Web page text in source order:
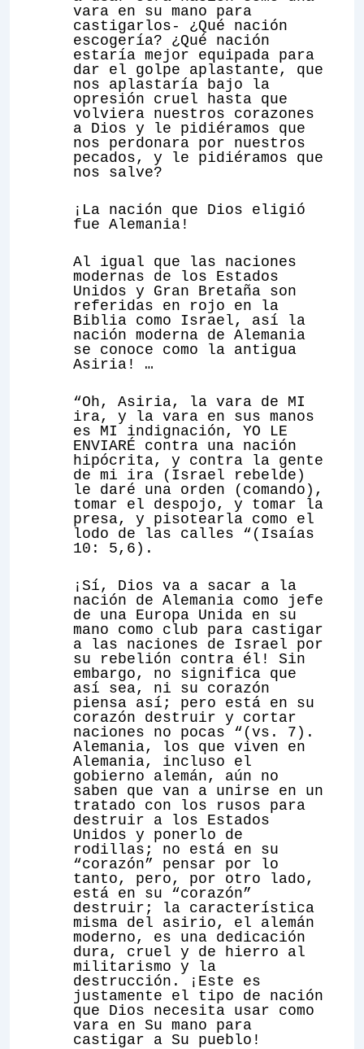
vara en su mano para
castigarlos- ¿Qué nación
escogería? ¿Qué nación
estaría mejor equipada para
dar el golpe aplastante, que
nos aplastaría bajo la
opresión cruel hasta que
volviera nuestros corazones
a Dios y le pidiéramos que
nos perdonara por nuestros
pecados, y le pidiéramos que
nos salve?
¡La nación que Dios eligió
fue Alemania!
Al igual que las naciones
modernas de los Estados
Unidos y Gran Bretaña son
referidas en rojo en la
Biblia como Israel, así la
nación moderna de Alemania
se conoce como la antigua
Asiria! …
“Oh, Asiria, la vara de MI
ira, y la vara en sus manos
es MI indignación, YO LE
ENVIARÉ contra una nación
hipócrita, y contra la gente
de mi ira (Israel rebelde)
le daré una orden (comando),
tomar el despojo, y tomar la
presa, y pisotearla como el
lodo de las calles “(Isaías
10: 5,6).
¡Sí, Dios va a sacar a la
nación de Alemania como jefe
de una Europa Unida en su
mano como club para castigar
a las naciones de Israel por
su rebelión contra él! Sin
embargo, no significa que
así sea, ni su corazón
piensa así; pero está en su
corazón destruir y cortar
naciones no pocas “(vs. 7).
Alemania, los que viven en
Alemania, incluso el
gobierno alemán, aún no
saben que van a unirse en un
tratado con los rusos para
destruir a los Estados
Unidos y ponerlo de
rodillas; no está en su
“corazón” pensar por lo
tanto, pero, por otro lado,
está en su “corazón”
destruir; la característica
misma del asirio, el alemán
moderno, es una dedicación
dura, cruel y de hierro al
militarismo y la
destrucción. ¡Este es
justamente el tipo de nación
que Dios necesita usar como
vara en Su mano para
castigar a Su pueblo!